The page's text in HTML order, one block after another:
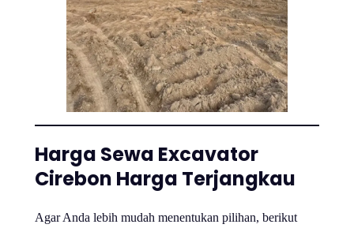
Harga Sewa Excavator
Cirebon Harga Terjangkau
Agar Anda lebih mudah menentukan pilihan, berikut